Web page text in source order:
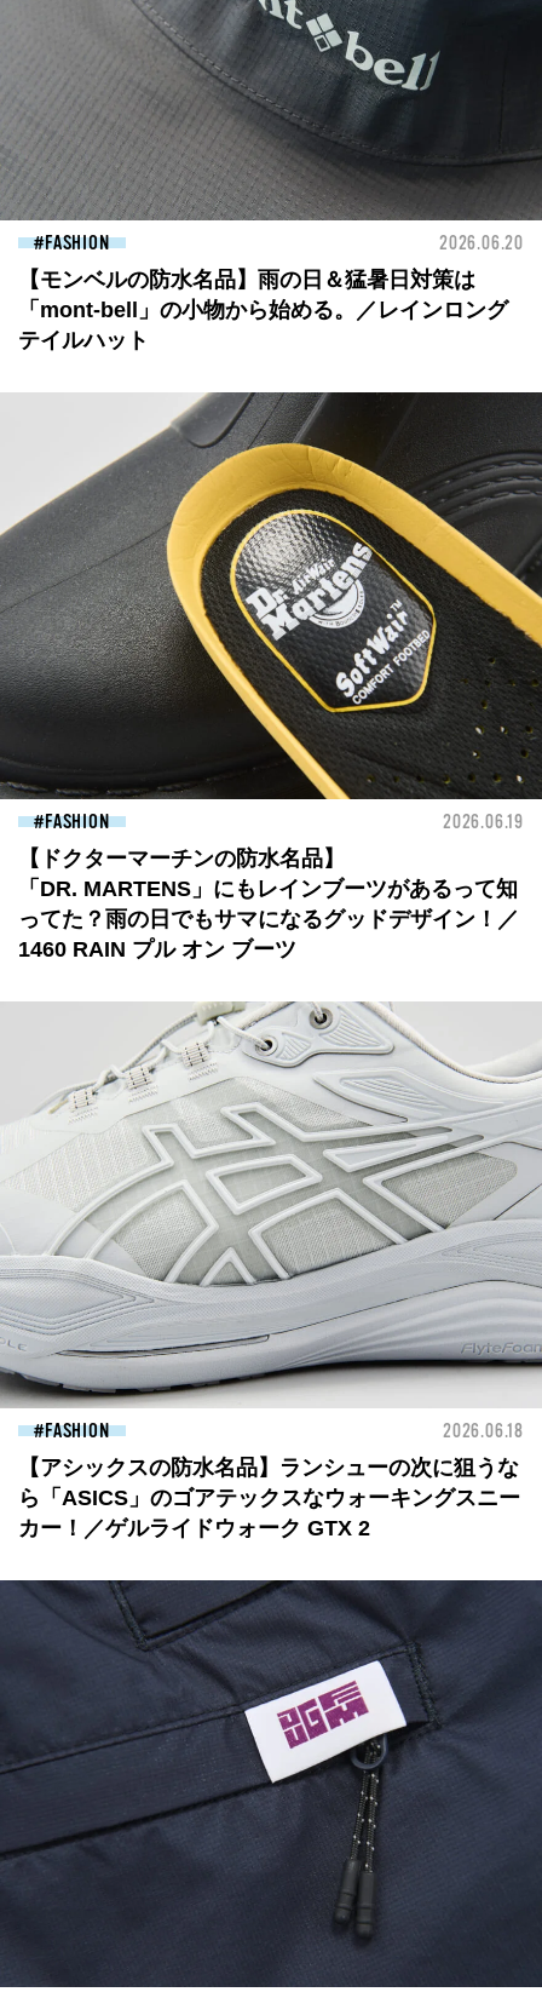
FASHION 2026.06.20
【モンベルの防水名品】雨の日＆猛暑日対策は
「mont-bell」の小物から始める。／レインロング
テイルハット
FASHION 2026.06.19
【ドクターマーチンの防水名品】
「DR. MARTENS」にもレインブーツがあるって知
ってた？雨の日でもサマになるグッドデザイン！／
1460 RAIN プル オン ブーツ
FASHION 2026.06.18
【アシックスの防水名品】ランシューの次に狙うな
ら「ASICS」のゴアテックスなウォーキングスニー
カー！／ゲルライドウォーク GTX 2